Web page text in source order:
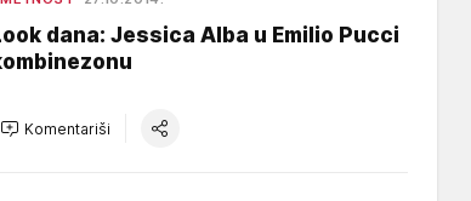
dana: Jessica Alba u Emilio Pucci
Komentariši